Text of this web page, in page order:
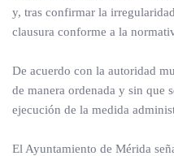
y, tras confirmar la
clausura conforme a la
De acuerdo con la autoridad
de manera ordenada y sin que
ejecución de la medida
El Ayuntamiento de Mérida